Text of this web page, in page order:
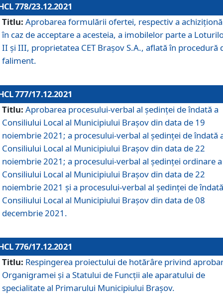
778/23.12.2021
Titlu: Aprobarea formulării ofertei, respectiv a
în caz de acceptare a acesteia, a imobilelor parte a
II și III, proprietatea CET Brașov S.A., aflată în procedură
faliment.
777/17.12.2021
Titlu: Aprobarea procesului-verbal al şedinţei de îndată a
Consiliului Local al Municipiului Braşov din data de 19
noiembrie 2021; a procesului-verbal al şedinţei de îndată
Consiliului Local al Municipiului Braşov din data de 22
noiembrie 2021; a procesului-verbal al şedinţei ordinare a
Consiliului Local al Municipiului Braşov din data de 22
noiembrie 2021 și a procesului-verbal al şedinţei de
Consiliului Local al Municipiului Braşov din data de 08
decembrie 2021.
776/17.12.2021
Titlu: Respingerea proiectului de hotărâre privind
Organigramei şi a Statului de Funcţii ale aparatului de
specialitate al Primarului Municipiului Braşov.